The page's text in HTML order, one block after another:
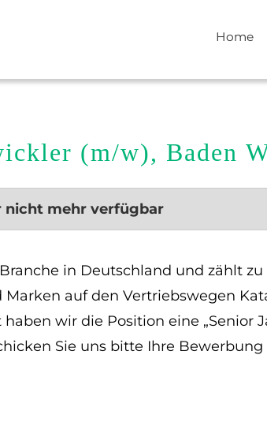
Home
(m/w), Baden
nicht mehr verfügbar
in Deutschland und zählt
auf den Vertriebswegen
wir die Position eine „Senior
Sie uns bitte Ihre